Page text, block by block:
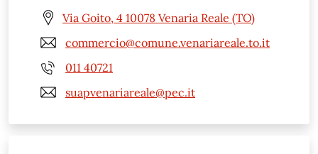
Via Goito, 4 10078 Venaria Reale (TO)
commercio@comune.venariareale.to.it
011 40721
suapvenariareale@pec.it